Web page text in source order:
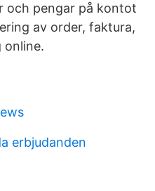
och pengar på kontot
av order, faktura,
online.
erbjudanden